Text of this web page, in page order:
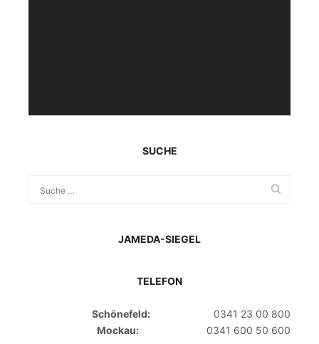
SUCHE
JAMEDA-SIEGEL
TELEFON
Schönefeld:
0341 23 00 800
Mockau:
0341 600 50 600